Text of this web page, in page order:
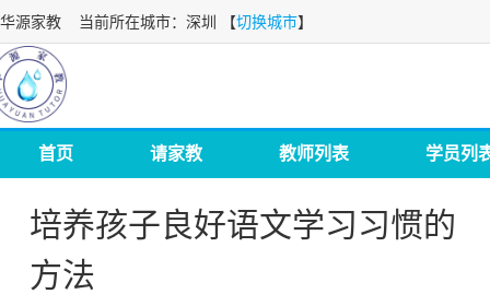
华源家教 当前所在城市：深圳 【切换城市】
首页 请家教 教师列表 学员列
培养孩子良好语文学习习惯的
方法